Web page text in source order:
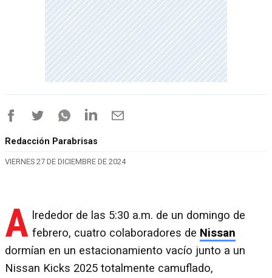
Redacción Parabrisas
VIERNES 27 DE DICIEMBRE DE 2024
A lrededor de las 5:30 a.m. de un domingo de
febrero, cuatro colaboradores de Nissan
dormían en un estacionamiento vacío junto a un
Nissan Kicks 2025 totalmente camuflado,